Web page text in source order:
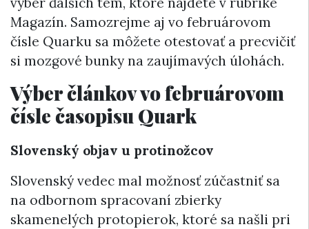
Magazín. Samozrejme aj vo februárovom
čísle Quarku sa môžete otestovať a precvičiť
si mozgové bunky na zaujímavých úlohách.
Výber článkov vo februárovom
čísle časopisu Quark
Slovenský objav u protinožcov
Slovenský vedec mal možnosť zúčastniť sa
na odbornom spracovaní zbierky
skamenelých protopierok, ktoré sa našli pri